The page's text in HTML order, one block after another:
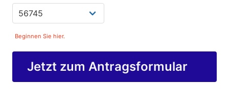
Beginnen Sie hier.
Jetzt zum Antragsformular